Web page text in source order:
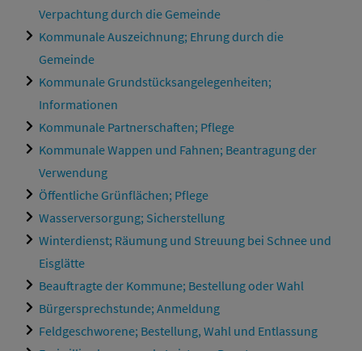
Verpachtung durch die Gemeinde
Kommunale Auszeichnung; Ehrung durch die
Gemeinde
Kommunale Grundstücksangelegenheiten;
Informationen
Kommunale Partnerschaften; Pflege
Kommunale Wappen und Fahnen; Beantragung der
Verwendung
Öffentliche Grünflächen; Pflege
Wasserversorgung; Sicherstellung
Winterdienst; Räumung und Streuung bei Schnee und
Eisglätte
Beauftragte der Kommune; Bestellung oder Wahl
Bürgersprechstunde; Anmeldung
Feldgeschworene; Bestellung, Wahl und Entlassung